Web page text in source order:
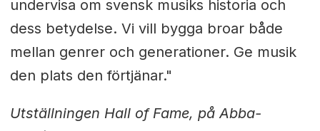
undervisa om svensk musiks historia och
dess betydelse. Vi vill bygga broar både
mellan genrer och generationer. Ge musik
den plats den förtjänar."
Utställningen Hall of Fame, på Abba-